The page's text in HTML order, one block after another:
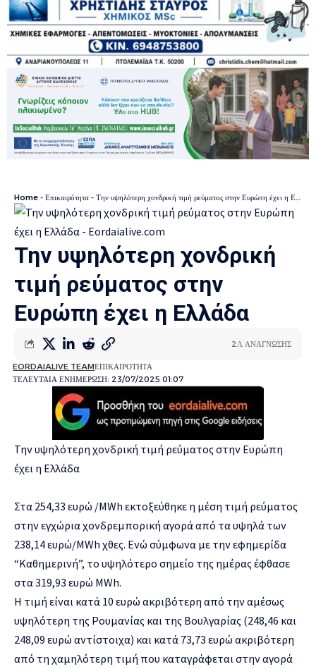
Home - Επικαιρότητα - Την υψηλότερη χονδρική τιμή ρεύματος στην Ευρώπη έχει η Ελλάδα
Την υψηλότερη χονδρική
τιμή ρεύματος στην
Ευρώπη έχει η Ελλάδα
ΤΕΛΕΥΤΑΙΑ ΕΝΗΜΕΡΩΣΗ: 23/07/2025 01:07
EORDAIALIVE TEAMΕΠΙΚΑΙΡΟΤΗΤΑ
2Λ ΑΝΑΓΝΩΣΗΣ
Την υψηλότερη χονδρική τιμή ρεύματος στην Ευρώπη
έχει η Ελλάδα
Στα 254,33 ευρώ /MWh εκτοξεύθηκε η μέση τιμή ρεύματος
στην εγχώρια χονδρεμπορική αγορά από τα υψηλά των
238,14 ευρώ/MWh χθες. Ενώ σύμφωνα με την εφημερίδα
“Καθημερινή”, το υψηλότερο σημείο της ημέρας έφθασε
στα 319,93 ευρώ MWh.
Η τιμή είναι κατά 10 ευρώ ακριβότερη από την αμέσως
υψηλότερη της Ρουμανίας και της Βουλγαρίας (248,46 και
248,09 ευρώ αντίστοιχα) και κατά 73,73 ευρώ ακριβότερη
από τη χαμηλότερη τιμή που καταγράφεται στην αγορά